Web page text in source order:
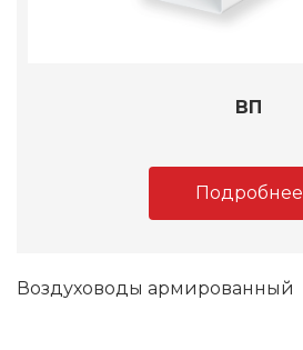
ВП
Подробнее
Воздуховоды армированный